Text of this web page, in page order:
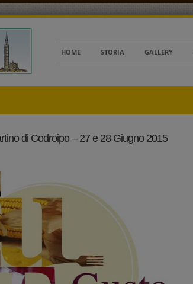
HOME STORIA GALLERY
di Codroipo – 27 e 28 Giugno 2015